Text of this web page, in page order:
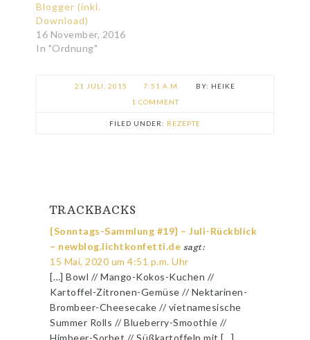
Blogger (inkl.
Download)
16 November, 2016
In "Ordnung"
21 JULI, 2015 7:51 A.M.
HEIKE
1 COMMENT
FILED UNDER: REZEPTE
TRACKBACKS
{Sonntags-Sammlung #19} – Juli-Rückblick
– newblog.lichtkonfetti.de sagt:
15 Mai, 2020 um 4:51 p.m. Uhr
[…] Bowl // Mango-Kokos-Kuchen //
Kartoffel-Zitronen-Gemüse // Nektarinen-
Brombeer-Cheesecake // vietnamesische
Summer Rolls // Blueberry-Smoothie //